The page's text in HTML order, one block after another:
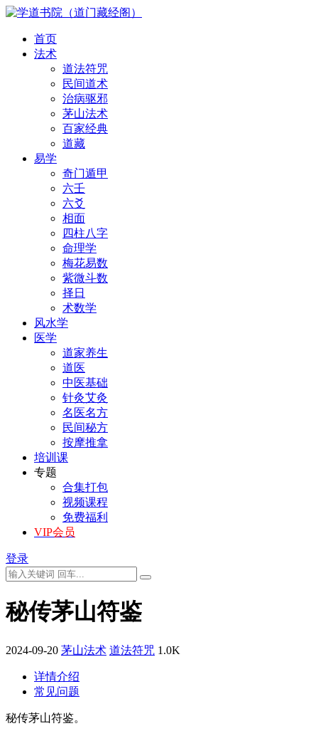
首页
法术
道法符咒
民间道术
治病驱邪
茅山法术
百家经典
道藏
易学
奇门遁甲
六壬
六爻
相面
四柱八字
命理学
梅花易数
紫微斗数
择日
术数学
风水学
医学
道家养生
道医
中医基础
针灸艾灸
名医名方
民间秘方
按摩推拿
培训课
专题
合集打包
视频课程
免费福利
VIP会员
登录
秘传茅山符鉴
2024-09-20 茅山法术 道法符咒 1.0K
详情介绍
常见问题
秘传茅山符鉴。